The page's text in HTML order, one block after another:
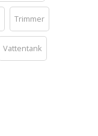
Trimmer
Vattentank